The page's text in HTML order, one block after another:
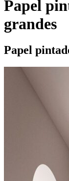
Papel
grandes
Papel